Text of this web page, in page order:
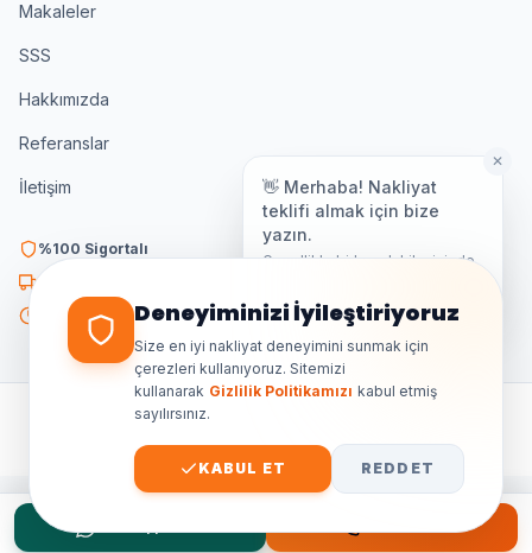
Makaleler
SSS
Hakkımızda
Referanslar
İletişim
%100 Sigortalı
K3 Belgeli
7/24 Destek
Ankara Özdemir Nakliyat. Tüm hakları saklıdır.
Deneyiminizi İyileştiriyoruz
Size en iyi nakliyat deneyimini sunmak için
çerezleri kullanıyoruz. Sitemizi
kullanarak Gizlilik Politikamızı kabul etmiş
sayılırsınız.
KABUL ET REDDET
✕
👋 Merhaba! Nakliyat
teklifi almak için bize
yazın.
Genellikle birkaç dakika içinde